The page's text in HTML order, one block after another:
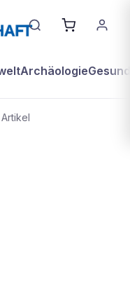
Archäologie
Artikel